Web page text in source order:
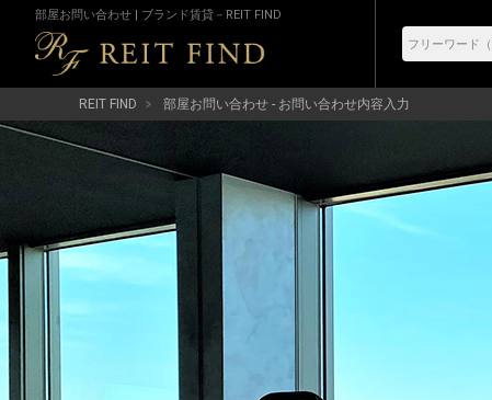
部屋お問い合わせ | ブランド賃貸－REIT FIND
REIT FIND 部屋お問い合わせ - お問い合わせ内容入力